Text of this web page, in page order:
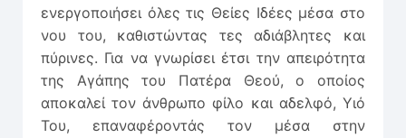
ενεργοποιήσει όλες τις Θείες Ιδέες μέσα στο
νου του, καθιστώντας τες αδιάβλητες και
πύρινες. Για να γνωρίσει έτσι την απειρότητα
της Αγάπης του Πατέρα Θεού, ο οποίος
αποκαλεί τον άνθρωπο φίλο και αδελφό, Υιό
Του, επαναφέροντάς τον μέσα στην